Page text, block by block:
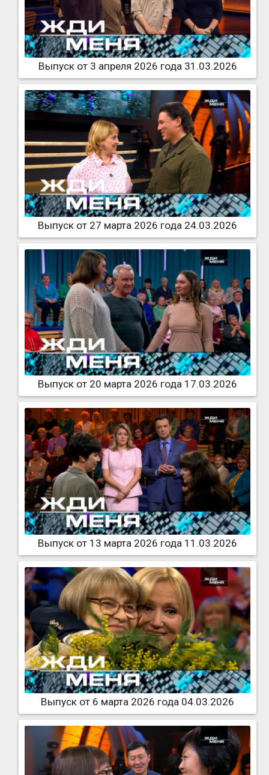
Выпуск от 3 апреля 2026 года 31.03.2026
Выпуск от 27 марта 2026 года 24.03.2026
Выпуск от 20 марта 2026 года 17.03.2026
Выпуск от 13 марта 2026 года 11.03.2026
Выпуск от 6 марта 2026 года 04.03.2026